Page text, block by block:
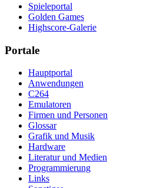
Spieleportal
Golden Games
Highscore-Galerie
Portale
Hauptportal
Anwendungen
C264
Emulatoren
Firmen und Personen
Glossar
Grafik und Musik
Hardware
Literatur und Medien
Programmierung
Links